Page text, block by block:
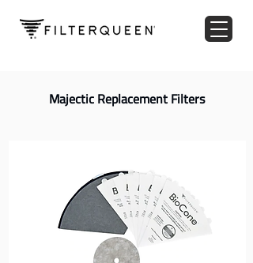
Majectic Replacement Filters